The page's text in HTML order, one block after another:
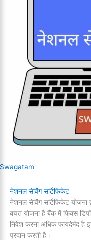
Swagatam
नेशनल सेविंग सर्टिफिकेट
नेशनल सेविंग सर्टिफिकेट योजना
बचत योजना है बैंक में फिक्स
निवेश करना अधिक फायदेमंद है
प्रदान करती है।